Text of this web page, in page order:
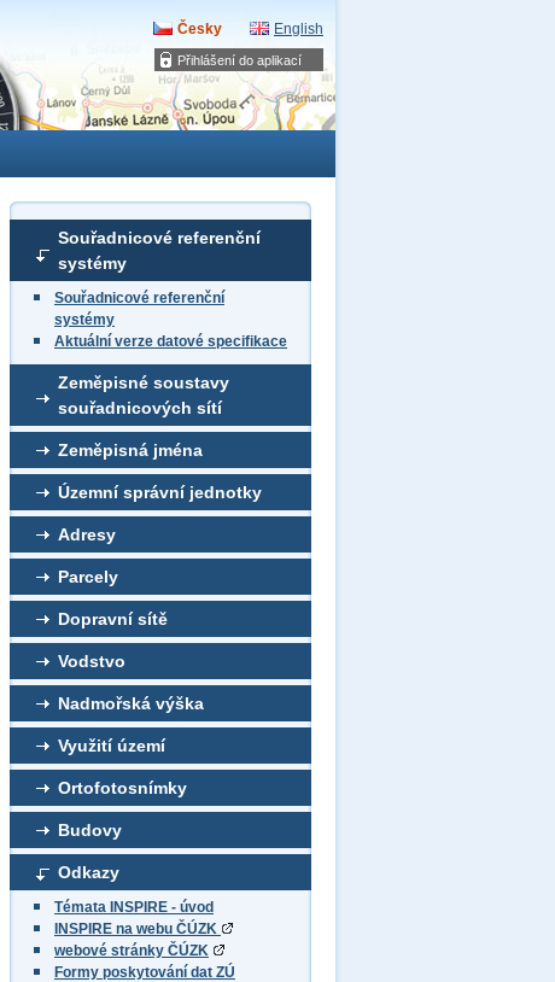
Přihlášení do aplikací
Česky English
Souřadnicové referenční
systémy
Souřadnicové referenční
systémy
Aktuální verze datové specifikace
Zeměpisné soustavy
souřadnicových sítí
Zeměpisná jména
Územní správní jednotky
Adresy
Parcely
Dopravní sítě
Vodstvo
Nadmořská výška
Využití území
Ortofotosnímky
Budovy
Odkazy
Témata INSPIRE - úvod
INSPIRE na webu ČÚZK
webové stránky ČÚZK
Formy poskytování dat ZÚ